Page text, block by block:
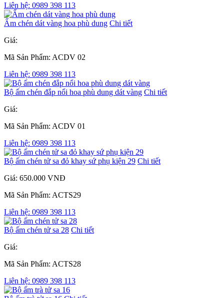
Liên hệ: 0989 398 113
Ấm chén dát vàng hoa phù dung Chi tiết
Giá:
Mã Sản Phẩm: ACDV 02
Liên hệ: 0989 398 113
Bộ ấm chén đắp nổi hoa phù dung dát vàng Chi tiết
Giá:
Mã Sản Phẩm: ACDV 01
Liên hệ: 0989 398 113
Bộ ấm chén tử sa đỏ khay sứ phụ kiện 29 Chi tiết
Giá: 650.000 VNĐ
Mã Sản Phẩm: ACTS29
Liên hệ: 0989 398 113
Bộ ấm chén tử sa 28 Chi tiết
Giá:
Mã Sản Phẩm: ACTS28
Liên hệ: 0989 398 113